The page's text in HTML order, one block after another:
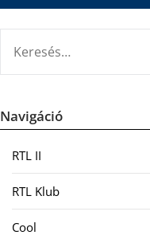
Navigáció
RTL II
RTL Klub
Cool